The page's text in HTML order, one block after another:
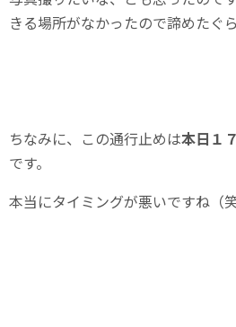
きる場所がなかったので諦めたぐ
ちなみに、この通行止めは本日１
です。
本当にタイミングが悪いですね（笑